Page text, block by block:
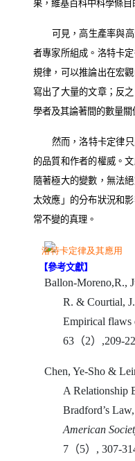
果，維基百科中科學條
可見，高生產率與
者專家所組成。洛特卡
規律，可以推論出在宏
寫出了大量的文章；反
學者及其論著間的數量
然而，洛特卡定律
的品質和作者的權威。
隨著極大的變數，無法
太效應」的分布狀況和
常不變的真理。
【參考文獻】
Ballon-Moreno,R.,
R. & Courtial, J.
Empirical flaws
63（2） ,209-
Chen, Ye-Sho &
A Relationship
Bradford’s
American
7（5） , 307-